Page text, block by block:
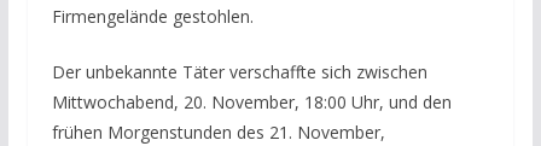
Firmengelände gestohlen.
Der unbekannte Täter verschaffte sich zwischen
Mittwochabend, 20. November, 18:00 Uhr, und den
frühen Morgenstunden des 21. November,